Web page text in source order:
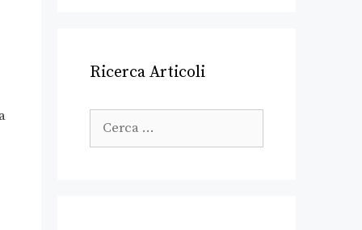
Ricerca Articoli